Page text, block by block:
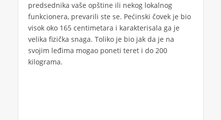
predsednika vaše opštine ili nekog lokalnog
funkcionera, prevarili ste se. Pećinski čovek je bio
visok oko 165 centimetara i karakterisala ga je
velika fizička snaga. Toliko je bio jak da je na
svojim leđima mogao poneti teret i do 200
kilograma.